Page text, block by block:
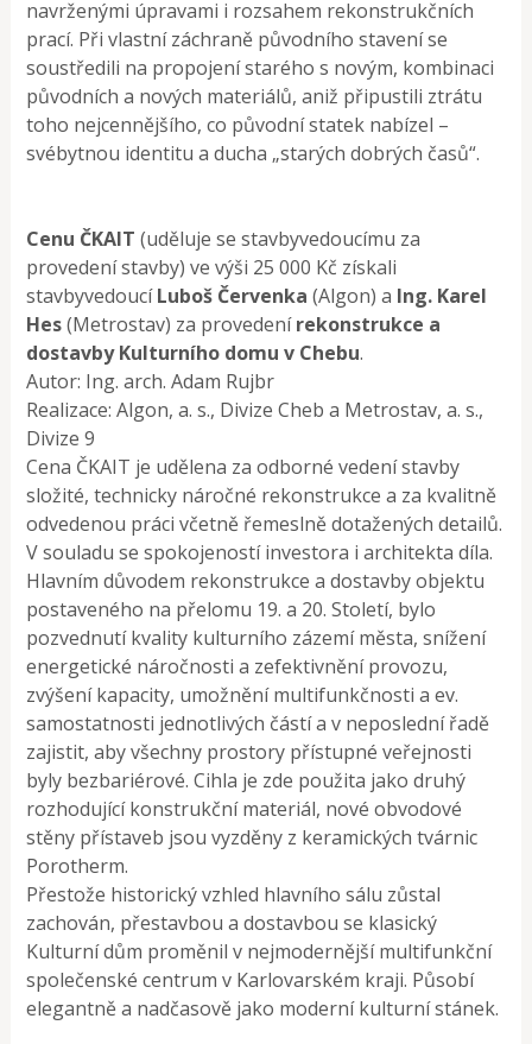
navrženými úpravami i rozsahem rekonstrukčních
prací. Při vlastní záchraně původního stavení se
soustředili na propojení starého s novým, kombinaci
původních a nových materiálů, aniž připustili ztrátu
toho nejcennějšího, co původní statek nabízel –
svébytnou identitu a ducha „starých dobrých časů“.
Cenu ČKAIT(uděluje se stavbyvedoucímu za
provedení stavby) ve výši 25 000 Kč získali
stavbyvedoucíLuboš Červenka(Algon) a Ing. Karel
Hes(Metrostav) za provedenírekonstrukce a
dostavby Kulturního domu v Chebu.
Autor: Ing. arch. Adam Rujbr
Realizace: Algon, a. s., Divize Cheb a Metrostav, a. s.,
Divize 9
Cena ČKAIT je udělena za odborné vedení stavby
složité, technicky náročné rekonstrukce a za kvalitně
odvedenou práci včetně řemeslně dotažených detailů.
V souladu se spokojeností investora i architekta díla.
Hlavním důvodem rekonstrukce a dostavby objektu
postaveného na přelomu 19. a 20. Století, bylo
pozvednutí kvality kulturního zázemí města, snížení
energetické náročnosti a zefektivnění provozu,
zvýšení kapacity, umožnění multifunkčnosti a ev.
samostatnosti jednotlivých částí a v neposlední řadě
zajistit, aby všechny prostory přístupné veřejnosti
byly bezbariérové. Cihla je zde použita jako druhý
rozhodující konstrukční materiál, nové obvodové
stěny přístaveb jsou vyzděny z keramických tvárnic
Porotherm.
Přestože historický vzhled hlavního sálu zůstal
zachován, přestavbou a dostavbou se klasický
Kulturní dům proměnil v nejmodernější multifunkční
společenské centrum v Karlovarském kraji. Působí
elegantně a nadčasově jako moderní kulturní stánek.